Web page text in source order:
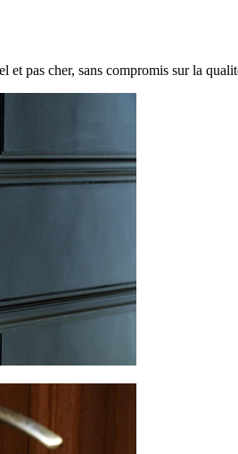
et pas cher, sans compromis sur la